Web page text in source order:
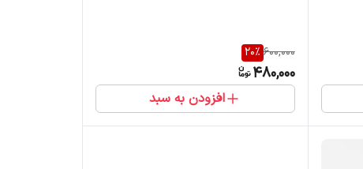
600,000
20%
480,000
افزودن به سبد